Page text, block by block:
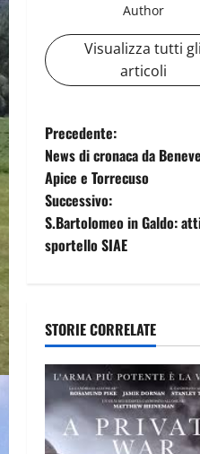
Author
Visualizza tutti gli
articoli
N
a
v
i
a
z
i
o
Precedente:
News di cronaca da
Apice e Torrecuso
Successivo:
S.Bartolomeo in Galdo:
sportello SIAE
STORIE CORRELATE